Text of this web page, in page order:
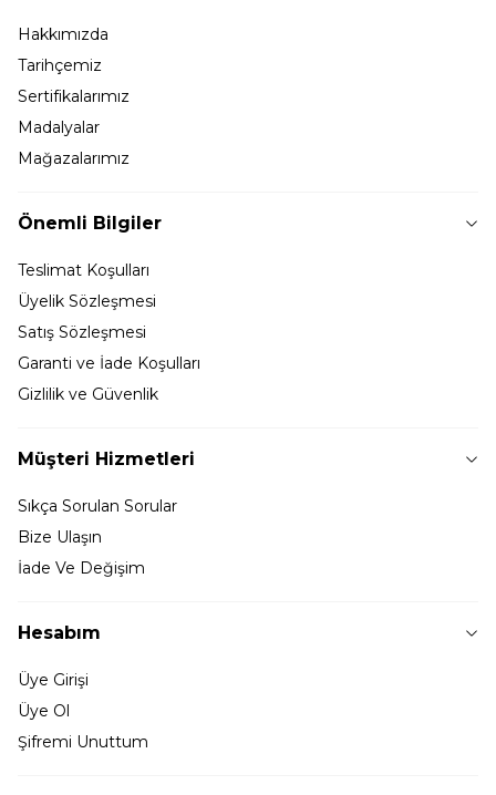
Hakkımızda
Tarihçemiz
Sertifikalarımız
Madalyalar
Mağazalarımız
Önemli Bilgiler
Teslimat Koşulları
Üyelik Sözleşmesi
Satış Sözleşmesi
Garanti ve İade Koşulları
Gizlilik ve Güvenlik
Müşteri Hizmetleri
Sıkça Sorulan Sorular
Bize Ulaşın
İade Ve Değişim
Hesabım
Üye Girişi
Üye Ol
Şifremi Unuttum